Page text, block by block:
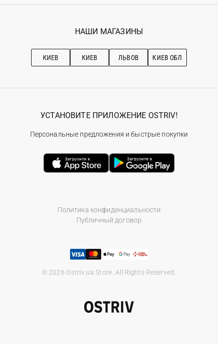
Гарантия
Ostriv Club+
Наши магазини
Рекомендации по уходу
НАШИ МАГАЗИНЫ
КИЕВ КИЕВ ЛЬВОВ КИЕВ ОБЛ
Политика конфиденциальности
Публичный договор
© 2026 Ostriv.ua Store. All Rights Reserved.
УСТАНОВИТЕ ПРИЛОЖЕНИЕ OSTRIV!
Персональные предложения и быстрые покупки